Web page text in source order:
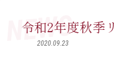
NEWS
令和2年度秋季
2020.09.23